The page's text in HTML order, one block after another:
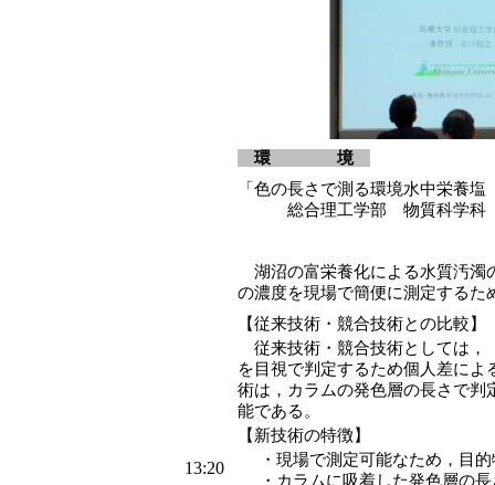
13:20
環 境
「色の長さで測る環境水中栄養
総合理工学部 物質科学科
湖沼の富栄養化による水質汚濁
の濃度を現場で簡便に測定するた
【従来技術・競合技術との比較】
従来技術・競合技術としては，
を目視で判定するため個人差に
術は，カラムの発色層の長さで判
能である。
【新技術の特徴】
・ 現場で測定可能なため，目
・ カラムに吸着した発色層の